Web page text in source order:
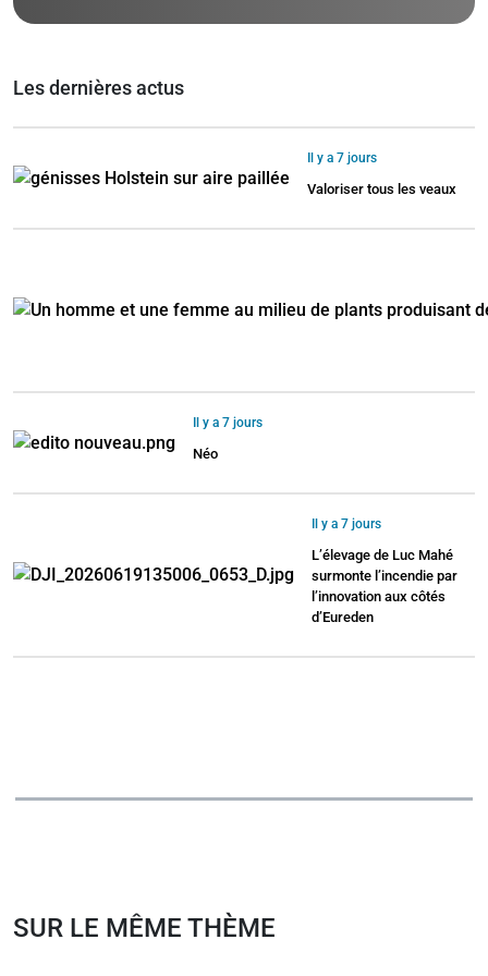
Les dernières actus
Il y a 7 jours
Valoriser tous les veaux
Il y a 7 jours
Néo
Il y a 7 jours
L’élevage de Luc Mahé
surmonte l’incendie par
l’innovation aux côtés
d’Eureden
SUR LE MÊME THÈME